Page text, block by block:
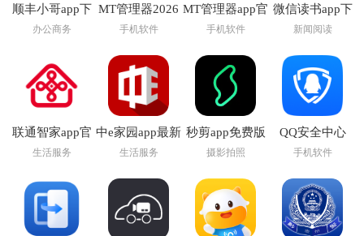
顺丰小哥app下
载
办公商务
MT管理器2026
官方最新版本
手机软件
MT管理器app官
方版下载
手机软件
微信读书app下
载安装官方版
新闻阅读
联通智家app官
方正版
生活服务
中e家园app最新
版下载安装
生活服务
秒剪app免费版
摄影拍照
QQ安全中心
2026最新版本
手机软件